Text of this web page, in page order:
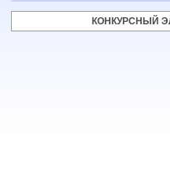
КОНКУРСНЫЙ